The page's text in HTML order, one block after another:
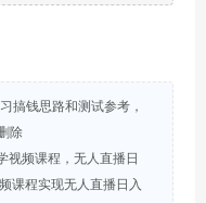
搞钱思路和测试参考，
除
视频课程，无人直播日
课程实现无人直播日入